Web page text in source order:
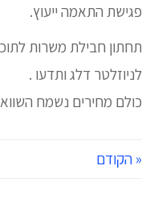
פגישת התאמה ייעוץ.
תחתון חבילת משרות
לניוזלטר דלג ותדעו .
כולם מחירים נשמח
« הקודם